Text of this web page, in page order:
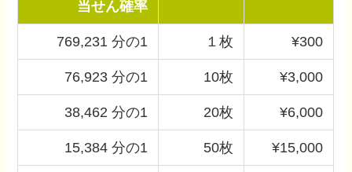
当せん確率
769,231 分の1 １枚 ¥300
76,923 分の1 10枚 ¥3,000
38,462 分の1 20枚 ¥6,000
15,384 分の1 50枚 ¥15,000